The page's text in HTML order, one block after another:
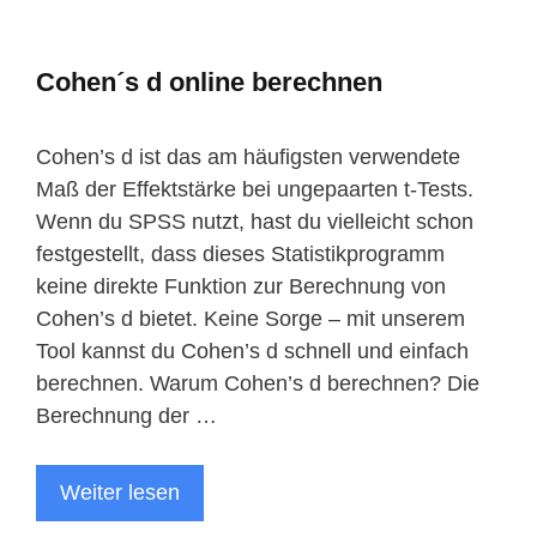
Cohen´s d online berechnen
Cohen’s d ist das am häufigsten verwendete
Maß der Effektstärke bei ungepaarten t-Tests.
Wenn du SPSS nutzt, hast du vielleicht schon
festgestellt, dass dieses Statistikprogramm
keine direkte Funktion zur Berechnung von
Cohen’s d bietet. Keine Sorge – mit unserem
Tool kannst du Cohen’s d schnell und einfach
berechnen. Warum Cohen’s d berechnen? Die
Berechnung der …
Weiter lesen